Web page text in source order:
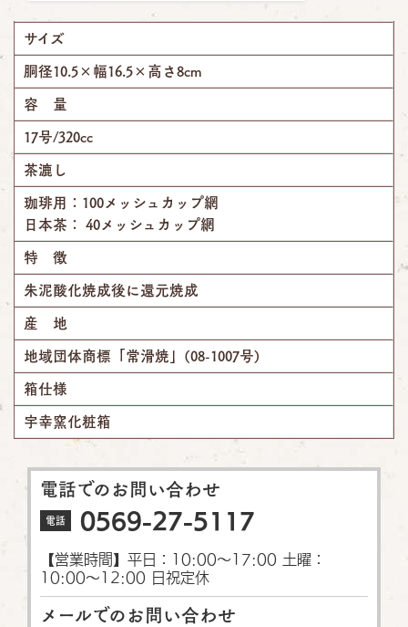
サイズ
胴径10.5×幅16.5×高さ8cm
容 量
17号/320cc
茶漉し
珈琲用：100メッシュカップ網
日本茶： 40メッシュカップ網
特 徴
朱泥酸化焼成後に還元焼成
産 地
地域団体商標「常滑焼」(08-1007号)
箱仕様
宇幸窯化粧箱
電話でのお問い合わせ
電話 0569-27-5117
【営業時間】平日：10:00〜17:00 土曜：
10:00〜12:00 日祝定休
メールでのお問い合わせ